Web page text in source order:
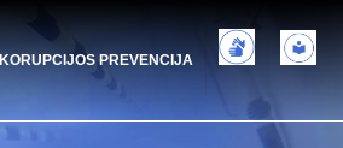
KORUPCIJOS PREVENCIJA